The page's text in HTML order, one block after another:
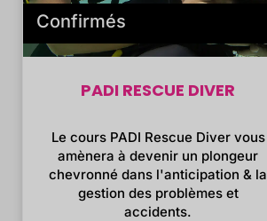
Confirmés
PADI RESCUE DIVER
Le cours PADI Rescue Diver vous
amènera à devenir un plongeur
chevronné dans l'anticipation & la
gestion des problèmes et
accidents.